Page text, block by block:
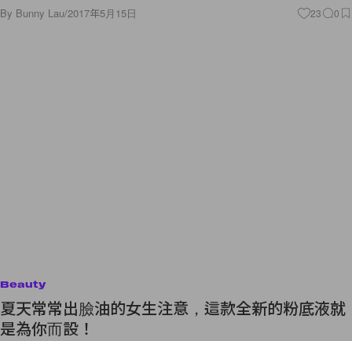
By Bunny Lau/2017年5月15日 23 0
Beauty
夏天常常出臉油的女生注意，這款全新的粉底液就
是為你而設！